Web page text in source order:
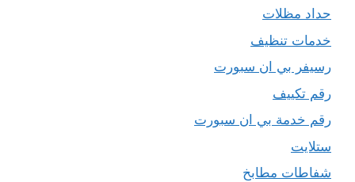
حداد مظلات
خدمات تنظيف
رسيفر بي ان سبورت
رقم تكييف
رقم خدمة بي ان سبورت
ستلايت
شفاطات مطابخ